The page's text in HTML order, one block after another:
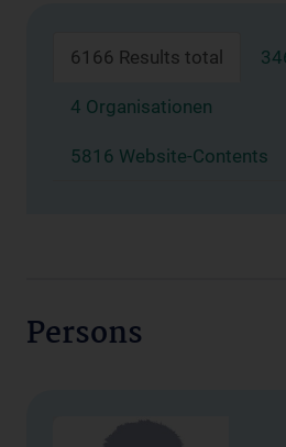
6166 Results total
4 Organisationen
5816 Website-Contents
Persons